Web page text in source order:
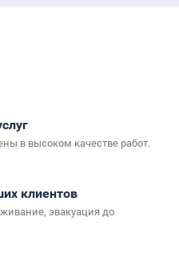
в высоком качестве работ.
клиентов
эвакуация до